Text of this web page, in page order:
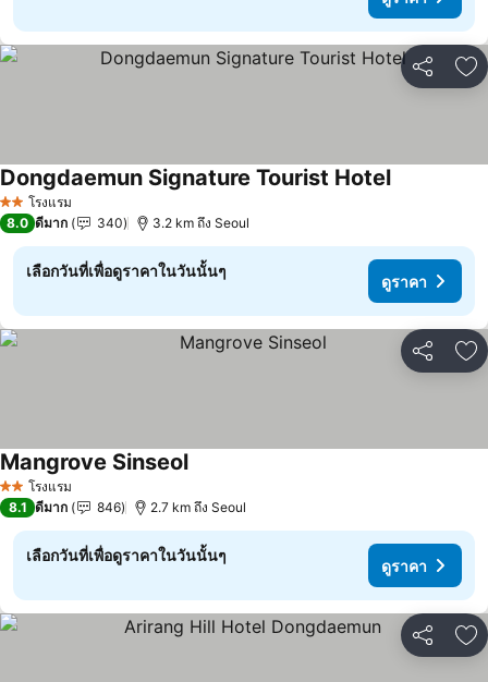
แชร์ เ
2 ดาวโรงแรม
Dongdaemun Signature Tourist Hotelดูราคา
8.0 ดีมาก 340 3.2 km ถึง Seoul
เลือกวันที่เพื่อดูราคาในวันนั้นๆ
ดูราคา
แชร์ เ
2 ดาวโรงแรม
Mangrove Sinseolดูราคา
8.1 ดีมาก 846 2.7 km ถึง Seoul
เลือกวันที่เพื่อดูราคาในวันนั้นๆ
ดูราคา
แชร์ เ